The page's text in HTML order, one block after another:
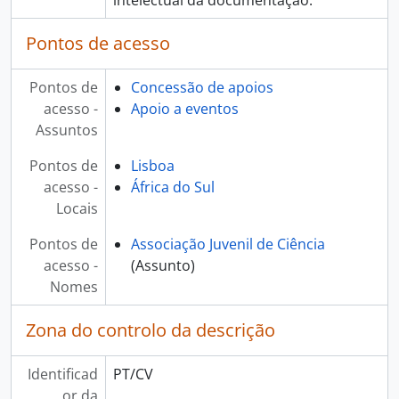
[Pasta/Processo] XXX Olímpiadas Internacionais de Física, 1998
[Pasta/Processo] Exposição "Os Instrumentos da Ciência /Encontro Jovens Cientistas do Futuro (UNESCO), 1998 - 2001
[Pasta/Processo] Semana da Juventude - Centro Cultural Emmerico Nunes, 1999
[Pasta/Processo] 4.ºs Encontros de Ficção Científica e Fantástico, "Na Periferia do Império", 1999
[Pasta/Processo] 2.ª Edição dos Encontros de Bastos, 1999
[Pasta/Processo] Olimpíadas Nacionais de Física 2000/2001, 2000 - 2001
[Pasta/Processo] Semana Ciência Viva - Escola Secundária Padre António Macedo, 2002 - 2005
[Pasta/Processo] IV Encontro Nacional de Estudantes de Geociências - Associação de Estudantes da Faculdade de Ciências da Universidade do Porto, 2000 - 2005
[Pasta/Processo] IV Tertúlias Científicas - Associação de Estudantes do Instituto de Ciências Biomédicas Abel Salazar, 2000 - 2005
[Pasta/Processo] Curso de Verão 2000 do BEST-Porto . Associação de Estudantes da Faculdade de Engenharia da Universidade do Porto, 2000 - 2008
[Pasta/Processo] Ciclo de conferências Biologia na Noite"- Departamento de Biologia da Universidade de Aveiro, 2002 - 2005
[Pasta/Processo] VI Encontro de Jovens Investigadores - Associação Juvenil de Ciência, 2000 - 2005
[Pasta/Processo] VIII Encontro de Jovens Investigadores - Associação Juvenil de Ciências, 2002 - 2007
Pontos de acesso
Pontos de
acesso -
Assuntos
Concessão de apoios
Apoio a eventos
Pontos de
acesso -
Locais
Lisboa
África do Sul
Pontos de
acesso -
Nomes
Associação Juvenil de Ciência
(Assunto)
Zona do controlo da descrição
Identificad
or da
PT/CV